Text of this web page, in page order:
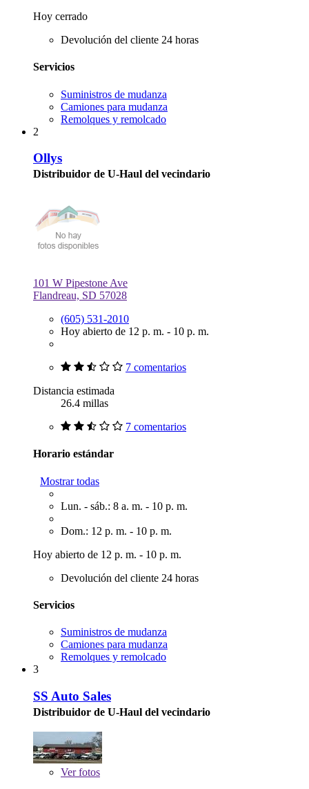
Hoy cerrado
Devolución del cliente 24 horas
Servicios
Suministros de mudanza
Camiones para mudanza
Remolques y remolcado
2
Ollys
Distribuidor de U-Haul del vecindario
101 W Pipestone Ave
Flandreau, SD 57028
(605) 531-2010
Hoy abierto de 12 p. m. - 10 p. m.
7 comentarios
Distancia estimada
26.4 millas
7 comentarios
Horario estándar
Mostrar todas
Lun. - sáb.: 8 a. m. - 10 p. m.
Dom.: 12 p. m. - 10 p. m.
Hoy abierto de 12 p. m. - 10 p. m.
Devolución del cliente 24 horas
Servicios
Suministros de mudanza
Camiones para mudanza
Remolques y remolcado
3
SS Auto Sales
Distribuidor de U-Haul del vecindario
Verfotos